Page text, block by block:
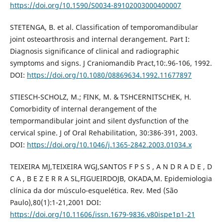
https://doi.org/10.1590/S0034-89102003000400007
STETENGA, B. et al. Classification of temporomandibular
joint osteoarthrosis and internal derangement. Part I:
Diagnosis significance of clinical and radiographic
symptoms and signs. J Craniomandib Pract,10:.96-106, 1992.
DOI: https://doi.org/10.1080/08869634.1992.11677897
STIESCH-SCHOLZ, M.; FINK, M. & TSHCERNITSCHEK, H.
Comorbidity of internal derangement of the
tempormandibular joint and silent dysfunction of the
cervical spine. J of Oral Rehabilitation, 30:386-391, 2003.
DOI: https://doi.org/10.1046/j.1365-2842.2003.01034.x
TEIXEIRA MJ,TEIXEIRA WGJ,SANTOS F P S S , A N D R A D E , D
C A , B E Z E R R A SL,FIGUEIRDOJB, OKADA,M. Epidemiologia
clínica da dor músculo-esquelética. Rev. Med (São
Paulo),80(1):1-21,2001 DOI:
https://doi.org/10.11606/issn.1679-9836.v80ispe1p1-21